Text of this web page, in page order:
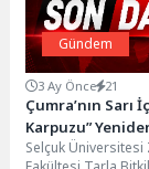
Gündem
3 Ay Önce 21
Çumra’nın Sarı
Karpuzu”
Selçuk Üniversitesi